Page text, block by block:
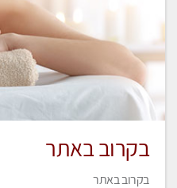
בקרוב באתר
בקרוב באתר